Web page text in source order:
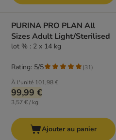
PURINA PRO PLAN All
Sizes Adult Light/Sterilised
lot % : 2 x 14 kg
À l'unité 101,98 €
99,99 €
3,57 € / kg
Rating: 5/5 (31)
Ajouter au panier